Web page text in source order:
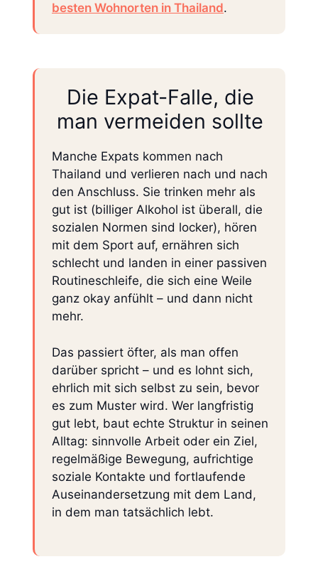
besten Wohnorten in Thailand.
Die Expat-Falle, die
man vermeiden sollte
Manche Expats kommen nach
Thailand und verlieren nach und nach
den Anschluss. Sie trinken mehr als
gut ist (billiger Alkohol ist überall, die
sozialen Normen sind locker), hören
mit dem Sport auf, ernähren sich
schlecht und landen in einer passiven
Routineschleife, die sich eine Weile
ganz okay anfühlt – und dann nicht
mehr.
Das passiert öfter, als man offen
darüber spricht – und es lohnt sich,
ehrlich mit sich selbst zu sein, bevor
es zum Muster wird. Wer langfristig
gut lebt, baut echte Struktur in seinen
Alltag: sinnvolle Arbeit oder ein Ziel,
regelmäßige Bewegung, aufrichtige
soziale Kontakte und fortlaufende
Auseinandersetzung mit dem Land,
in dem man tatsächlich lebt.